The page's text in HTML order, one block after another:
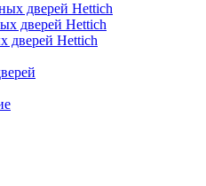
дверей Hettich
дверей Hettich
дверей Hettich